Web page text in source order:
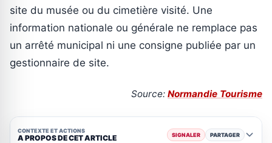
site du musée ou du cimetière visité. Une
information nationale ou générale ne remplace pas
un arrêté municipal ni une consigne publiée par un
gestionnaire de site.
Source: Normandie Tourisme
CONTEXTE ET ACTIONS
A PROPOS DE CET ARTICLE SIGNALER PARTAGER